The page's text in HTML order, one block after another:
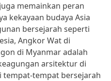
memainkan peran
kekayaan budaya Asia
bersejarah seperti
Angkor Wat di
di Myanmar adalah
arsitektur di
tempat-tempat bersejarah